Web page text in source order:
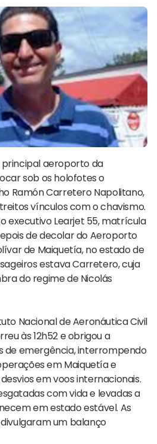
aeroporto da
sob os holofotes o
Ramón Carretero Napolitano,
vínculos com o chavismo.
executivo Learjet 55, matrícula
de decolar do Aeroporto
de Maiquetía, no estado de
estava Carretero, cuja
do regime de Nicolás
Nacional de Aeronáutica Civil
às 12h52 e obrigou a
de emergência, interrompendo
em Maiquetía e
em voos internacionais.
com vida e levadas a
em estado estável. As
um balanço